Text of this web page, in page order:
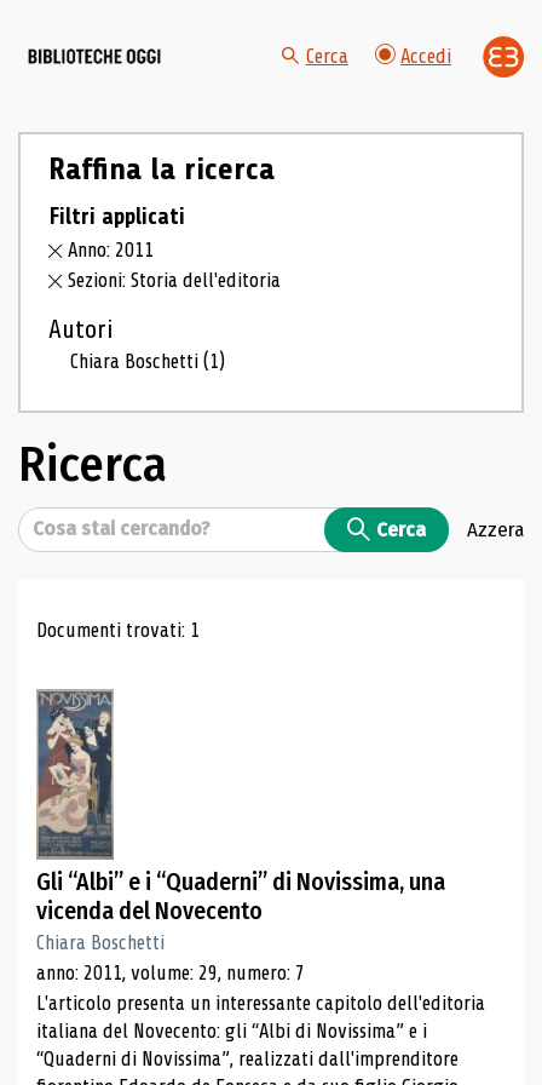
Cerca Accedi
Raffina la ricerca
Filtri applicati
Anno: 2011
Sezioni: Storia dell'editoria
Autori
Chiara Boschetti(1)
Ricerca
Cerca Cerca Azzera
Risultati di ricerca
Documenti trovati: 1
Gli “Albi” e i “Quaderni” di Novissima, una
vicenda del Novecento
Chiara Boschetti
anno: 2011, volume: 29, numero: 7
L'articolo presenta un interessante capitolo dell'editoria
italiana del Novecento: gli “Albi di Novissima” e i
“Quaderni di Novissima”, realizzati dall'imprenditore